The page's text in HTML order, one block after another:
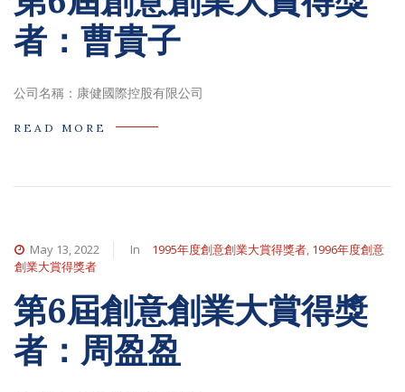
者：曹貴子
公司名稱：康健國際控股有限公司
READ MORE
May 13, 2022 In 1995年度創意創業大賞得獎者, 1996年度創意
創業大賞得獎者
第6屆創意創業大賞得獎
者：周盈盈